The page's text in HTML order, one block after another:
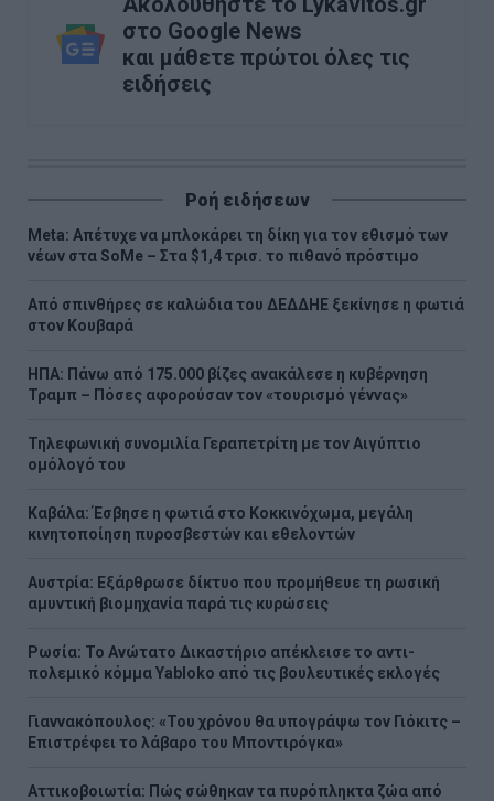
στο Google News
και μάθετε πρώτοι όλες τις
ειδήσεις
Ροή ειδήσεων
Meta: Απέτυχε να μπλοκάρει τη δίκη για τον εθισμό των
νέων στα SoMe – Στα $1,4 τρισ. το πιθανό πρόστιμο
Από σπινθήρες σε καλώδια του ΔΕΔΔΗΕ ξεκίνησε η φωτιά
στον Κουβαρά
ΗΠΑ: Πάνω από 175.000 βίζες ανακάλεσε η κυβέρνηση
Τραμπ – Πόσες αφορούσαν τον «τουρισμό γέννας»
Τηλεφωνική συνομιλία Γεραπετρίτη με τον Αιγύπτιο
ομόλογό του
Καβάλα: Έσβησε η φωτιά στο Κοκκινόχωμα, μεγάλη
κινητοποίηση πυροσβεστών και εθελοντών
Αυστρία: Εξάρθρωσε δίκτυο που προμήθευε τη ρωσική
αμυντική βιομηχανία παρά τις κυρώσεις
Ρωσία: Το Ανώτατο Δικαστήριο απέκλεισε το αντι-
πολεμικό κόμμα Yabloko από τις βουλευτικές εκλογές
Γιαννακόπουλος: «Του χρόνου θα υπογράψω τον Γιόκιτς –
Επιστρέφει το λάβαρο του Μποντιρόγκα»
Αττικοβοιωτία: Πώς σώθηκαν τα πυρόπληκτα ζώα από